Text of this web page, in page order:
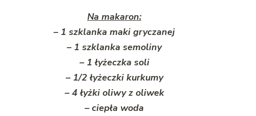
Na makaron:
– 1 szklanka maki gryczanej
– 1 szklanka semoliny
– 1 łyżeczka soli
– 1/2 łyżeczki kurkumy
– 4 łyżki oliwy z oliwek
– ciepła woda